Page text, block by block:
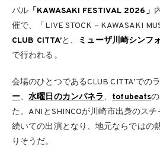
バル 「KAWASAKI FESTIVAL 2026」
催で、「LIVE STOCK – KAWASAKI
CLUB CITTA’と、 ミューザ川崎シンフ
で行われる。
会場のひとつであるCLUB CITTA’でのラ
ー、水曜日のカンパネラ、 tofubeats
た。ANIとSHINCOが川崎市出身のス
続いての出演となり、地元ならではの
りそうだ。